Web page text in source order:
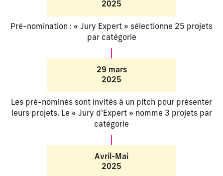
2025
Pré-nomination : « Jury Expert » sélectionne 25 projets
par catégorie
29 mars
2025
Les pré-nominés sont invités à un pitch pour présenter
leurs projets. Le « Jury d'Expert » nomme 3 projets par
catégorie
Avril-Mai
2025